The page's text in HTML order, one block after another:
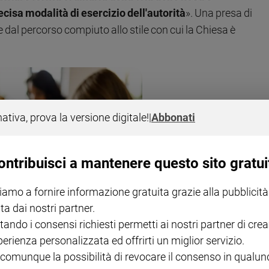
modalità di esercizio dell'autorità». Una presa di
percorso compiuto allo stile con cui la Chiesa è
(Getty Images)
prova la versione digitale!|Abbonati
a mantenere questo sito
a fornire informazione gratuita grazie alla pubblicità
dai nostri partner.
i consensi richiesti permetti ai nostri partner di
personalizzata ed offrirti un miglior servizio.
la possibilità di revocare il consenso in